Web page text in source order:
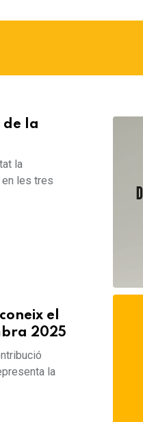
de la
la
en les tres
el
2025
la